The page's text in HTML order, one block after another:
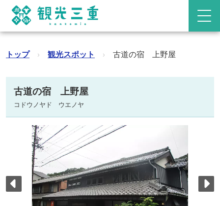
トップ › 観光スポット › 古道の宿 上野屋
古道の宿 上野屋
コドウノヤド ウエノヤ